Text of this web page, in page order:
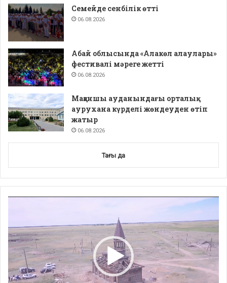
Семейде сенбілік өтті
06.08.2026
Абай облысында «Алакөл алаулары»
фестивалі мәреге жетті
06.08.2026
Мақаншы ауданындағы орталық
аурухана күрделі жөндеуден өтіп
жатыр
06.08.2026
Тағы да